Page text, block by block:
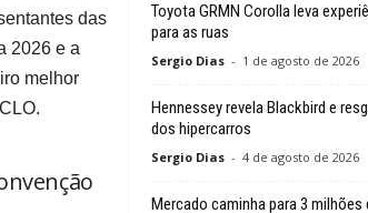
das
2026 e a
melhor
Toyota GRMN Corolla leva
para as ruas
Sergio Dias - 1 de agosto de 2026
Hennessey revela Blackbird e
dos hipercarros
Sergio Dias - 4 de agosto de 2026
Mercado caminha para 3 milhões